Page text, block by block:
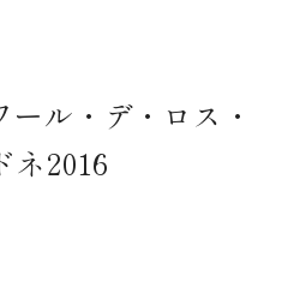
ル・デ・ロス・
ネ2016